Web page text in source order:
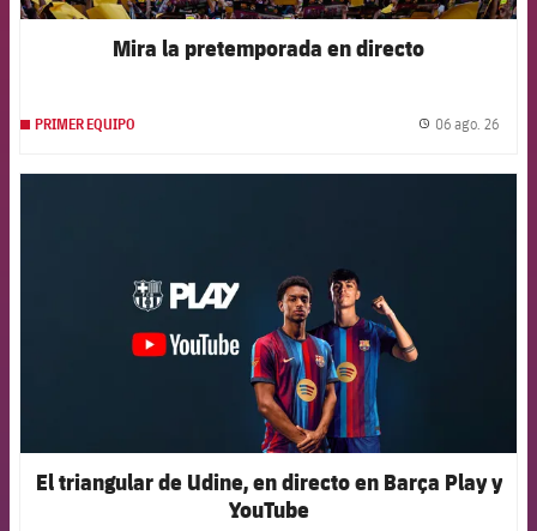
Mira la pretemporada en directo
PRIMER EQUIPO 06 ago. 26
El triangular de Udine, en directo en Barça Play y
YouTube